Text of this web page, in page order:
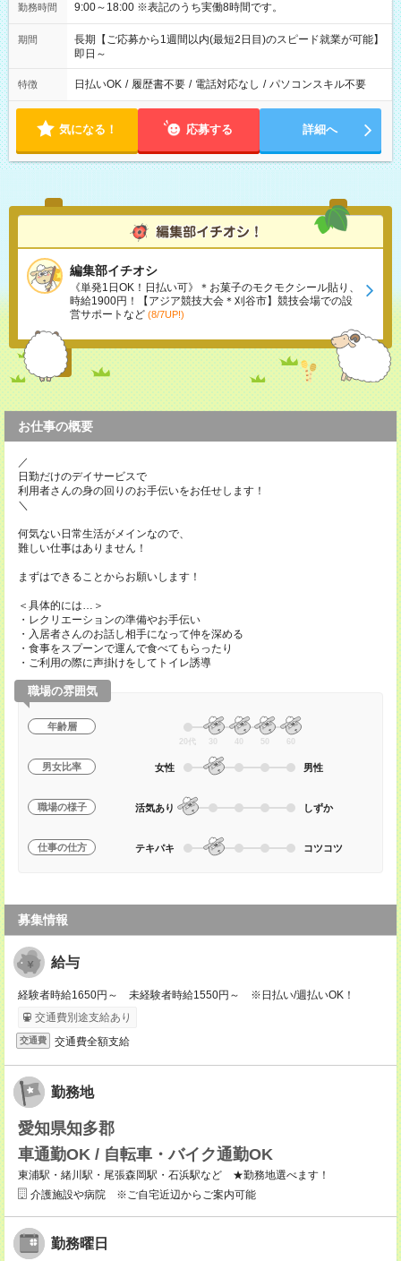
勤務時間 9:00～18:00 ※表記のうち実働8時間です。
期間
長期【ご応募から1週間以内(最短2日目)のスピード就業が可能】
即日～
特徴 日払いOK / 履歴書不要 / 電話対応なし / パソコンスキル不要
気になる！ 応募する 詳細へ
編集部イチオシ
《単発1日OK！日払い可》＊お菓子のモクモクシール貼り、
時給1900円！【アジア競技大会＊刈谷市】競技会場での設
営サポートなど (8/7UP!)
お仕事の概要
／
日勤だけのデイサービスで
利用者さんの身の回りのお手伝いをお任せします！
＼
何気ない日常生活がメインなので、
難しい仕事はありません！
まずはできることからお願いします！
＜具体的には…＞
・レクリエーションの準備やお手伝い
・入居者さんのお話し相手になって仲を深める
・食事をスプーンで運んで食べてもらったり
・ご利用の際に声掛けをしてトイレ誘導
職場の雰囲気
年齢層
20代 30 40 50 60
男女比率 女性 男性
職場の様子 活気あり しずか
仕事の仕方 テキパキ コツコツ
募集情報
給与
経験者時給1650円～ 未経験者時給1550円～ ※日払い/週払いOK！
交通費別途支給あり
交通費 交通費全額支給
勤務地
愛知県知多郡
車通勤OK / 自転車・バイク通勤OK
東浦駅・緒川駅・尾張森岡駅・石浜駅など ★勤務地選べます！
介護施設や病院 ※ご自宅近辺からご案内可能
勤務曜日